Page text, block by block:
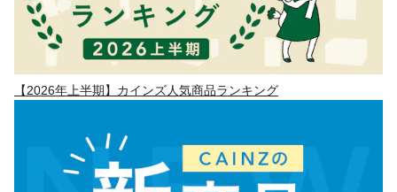
【2026年上半期】カインズ人気商品ランキング